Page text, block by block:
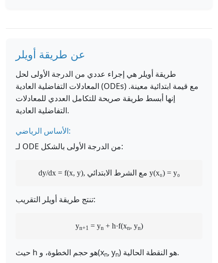
عن طريقة أويلر
طريقة أويلر هي إجراء عددي من الدرجة الأولى لحل
المعادلات التفاضلية العادية (ODEs) مع قيمة ابتدائية معينة.
إنها أبسط طريقة صريحة للتكامل العددي للمعادلات
التفاضلية العادية.
الأساس الرياضي:
لـ ODE من الدرجة الأولى بالشكل:
dy/dx = f(x, y), مع الشرط الابتدائي y(x₀) = y₀
تنتج طريقة أويلر التقريب:
yn+1 = yn+ h·f(xn, yn)
حيث h هو حجم الخطوة، و(xn, yn
) هو النقطة الحالية.